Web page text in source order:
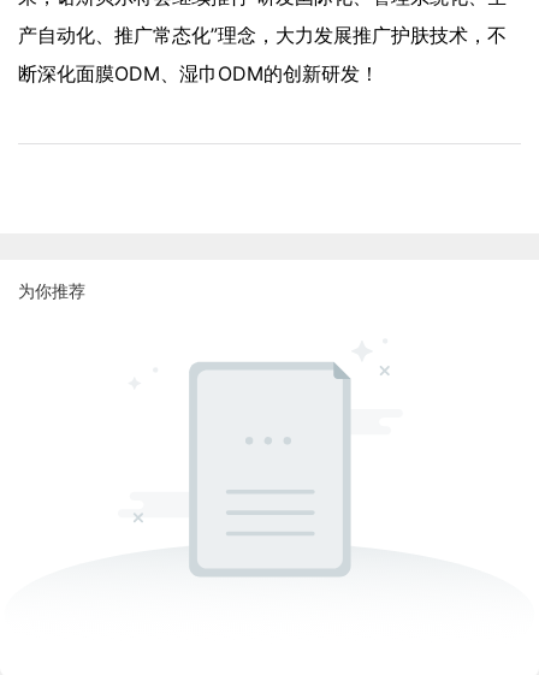
产自动化、推广常态化”理念，大力发展推广护肤技术，不
断深化面膜ODM、湿巾ODM的创新研发！
为你推荐